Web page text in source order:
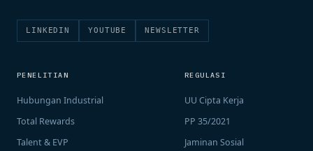
LINKEDIN YOUTUBE NEWSLETTER
PENELITIAN
Hubungan Industrial
Total Rewards
Talent & EVP
REGULASI
UU Cipta Kerja
PP 35/2021
Jaminan Sosial